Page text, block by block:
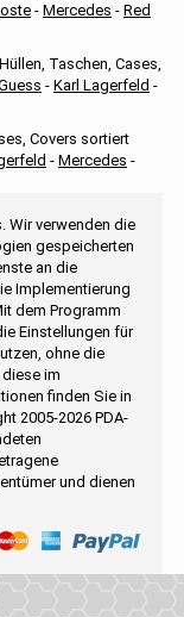
- Mercedes - Red
Taschen, Cases,
- Karl Lagerfeld -
Covers sortiert
- Mercedes -
Wir verwenden die
gespeicherten
an die
Implementierung
dem Programm
Einstellungen für
ohne die
im
finden Sie in
2005-2026 PDA-
und dienen